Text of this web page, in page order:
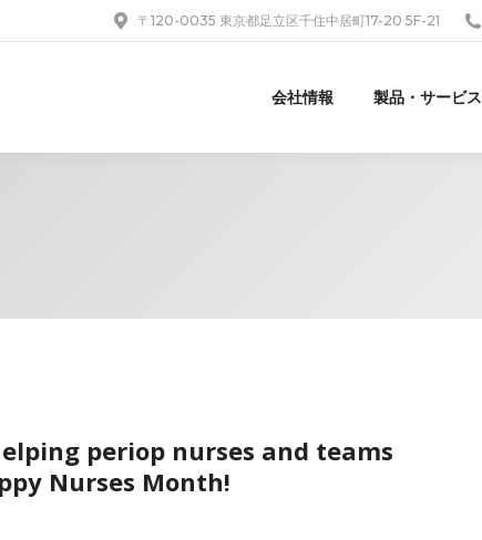
〒120-0035 東京都足立区千住中居町17-20 5F-21
会社情報 製品・サービス
periop nurses and teams
Nurses Month!